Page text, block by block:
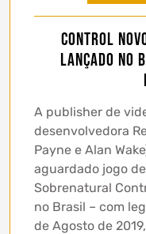
CONTROL
lançado no
A publisher de
desenvolvedora
Payne e Alan
aguardado jogo
Sobrenatural
no Brasil – com
de Agosto de